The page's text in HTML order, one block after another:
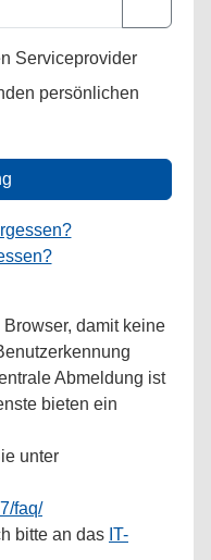
Serviceprovider
persönlichen
damit keine
Abmeldung ist
bieten ein
unter
faq/
bitte an das IT-